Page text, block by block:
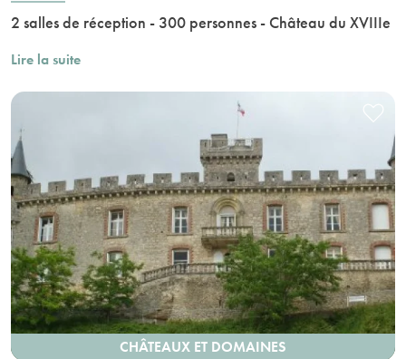
2 salles de réception - 300 personnes - Château du XVIIIe
Lire la suite
CHÂTEAUX ET DOMAINES